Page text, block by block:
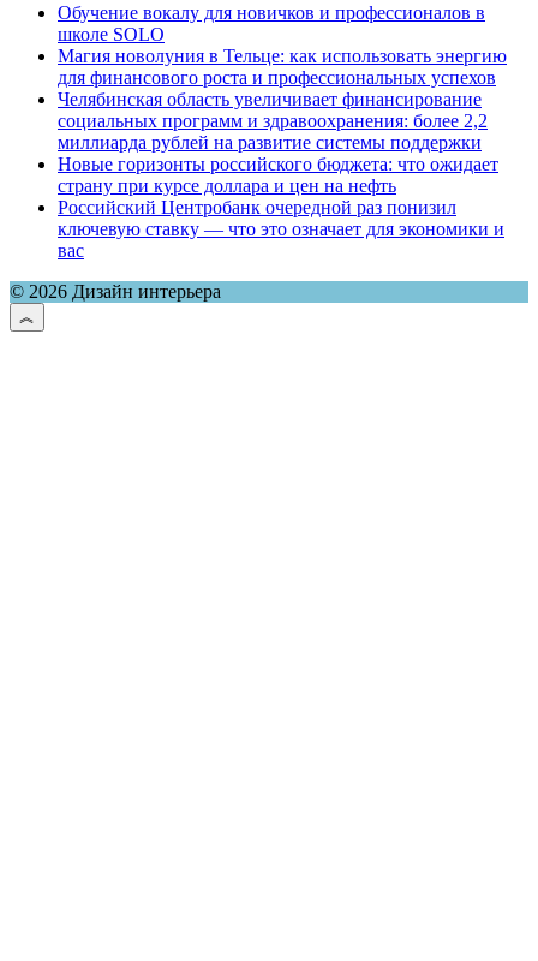
Обучение вокалу для новичков и профессионалов в
школе SOLO
Магия новолуния в Тельце: как использовать энергию
для финансового роста и профессиональных успехов
Челябинская область увеличивает финансирование
социальных программ и здравоохранения: более 2,2
миллиарда рублей на развитие системы поддержки
Новые горизонты российского бюджета: что ожидает
страну при курсе доллара и цен на нефть
Российский Центробанк очередной раз понизил
ключевую ставку — что это означает для экономики и
вас
© 2026 Дизайн интерьера